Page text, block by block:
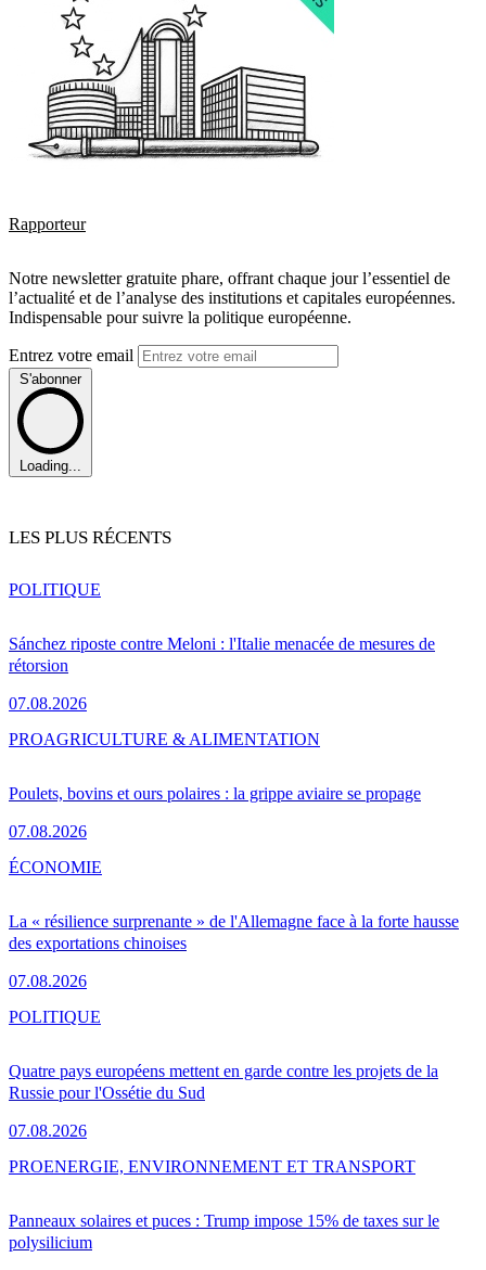
Rapporteur
Notre newsletter gratuite phare, offrant chaque jour l’essentiel de
l’actualité et de l’analyse des institutions et capitales européennes.
Indispensable pour suivre la politique européenne.
Entrez votre email
S'abonner
Loading...
LES PLUS RÉCENTS
Sánchez riposte contre Meloni : l'Italie menacée de mesures de
rétorsion
07.08.2026
POLITIQUE
Poulets, bovins et ours polaires : la grippe aviaire se propage
07.08.2026
PROAGRICULTURE & ALIMENTATION
La « résilience surprenante » de l'Allemagne face à la forte hausse
des exportations chinoises
07.08.2026
ÉCONOMIE
Quatre pays européens mettent en garde contre les projets de la
Russie pour l'Ossétie du Sud
07.08.2026
POLITIQUE
Panneaux solaires et puces : Trump impose 15% de taxes sur le
polysilicium
PROENERGIE, ENVIRONNEMENT ET TRANSPORT